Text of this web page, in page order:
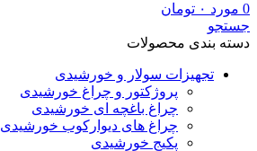
0 مورد ۰ تومان
جستجو
دسته بندی محصولات
تجهیزات سولار و خورشیدی
پروژکتور و چراغ خورشیدی
چراغ باغچه ای خورشیدی
چراغ های دیوارکوب خورشیدی
پکیج خورشیدی